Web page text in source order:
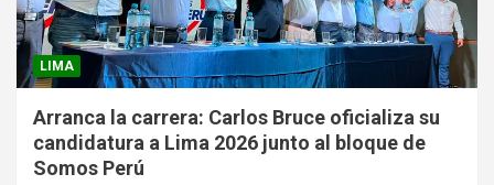
LIMA
Arranca la carrera: Carlos Bruce oficializa su
candidatura a Lima 2026 junto al bloque de
Somos Perú